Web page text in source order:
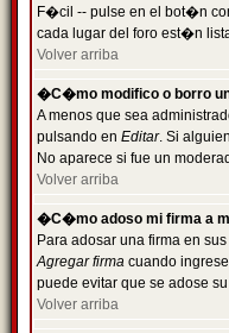
F�cil -- pulse en el bot�n
cada lugar del foro est�n
Volver arriba
�C�mo modifico o borro
A menos que sea
pulsando en Editar. Si
No aparece si fue un
Volver arriba
�C�mo adoso mi firma a
Para adosar una firma en
Agregar firma cuando
puede evitar que se adose
Volver arriba